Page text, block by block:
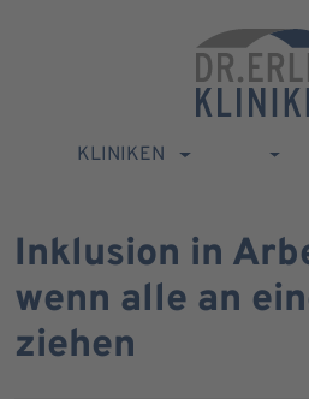
KLINIKEN
Inklusion in
wenn alle an
ziehen